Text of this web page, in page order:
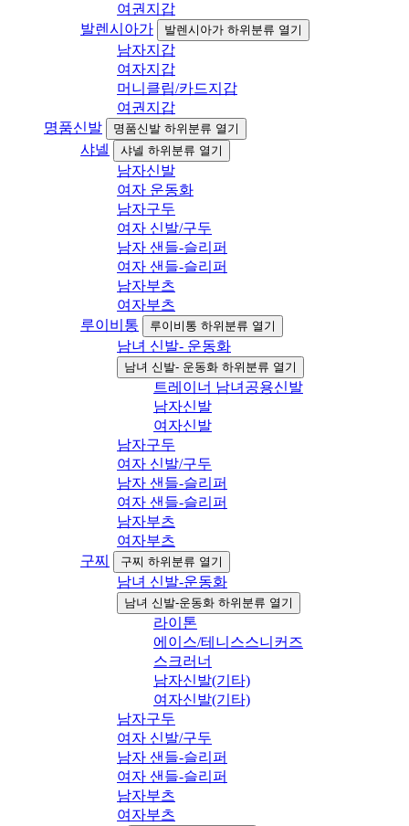
여권지갑
발렌시아가
발렌시아가 하위분류 열기
남자지갑
여자지갑
머니클립/카드지갑
여권지갑
명품신발
명품신발 하위분류 열기
샤넬 샤넬 하위분류 열기
남자신발
여자 운동화
남자구두
여자 신발/구두
남자 샌들-슬리퍼
여자 샌들-슬리퍼
남자부츠
여자부츠
루이비통
루이비통 하위분류 열기
남녀 신발- 운동화
남녀 신발- 운동화 하위분류 열기
트레이너 남녀공용신발
남자신발
여자신발
남자구두
여자 신발/구두
남자 샌들-슬리퍼
여자 샌들-슬리퍼
남자부츠
여자부츠
구찌
구찌 하위분류 열기
남녀 신발-운동화
남녀 신발-운동화 하위분류 열기
라이톤
에이스/테니스스니커즈
스크러너
남자신발(기타)
여자신발(기타)
남자구두
여자 신발/구두
남자 샌들-슬리퍼
여자 샌들-슬리퍼
남자부츠
여자부츠